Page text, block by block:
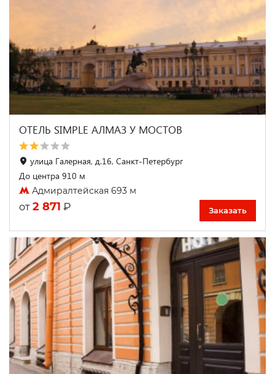
ОТЕЛЬ SIMPLE АЛМАЗ У МОСТОВ
улица Галерная, д.16, Санкт-Петербург
До центра 910 м
Адмиралтейская 693 м
от 2 871 ₽ Заказать